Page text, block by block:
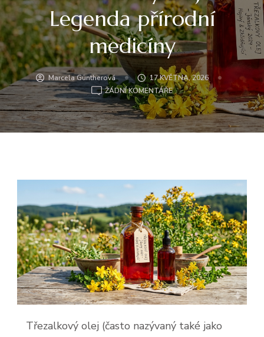
Legenda přírodní
medicíny
Marcela Güntherová
17 KVĚTNA, 2026
ŽÁDNÍ KOMENTÁŘEU
TŘEZALKOVÝ
OLEJ:
LEGENDA
Třezalkový olej (často nazývaný také jako